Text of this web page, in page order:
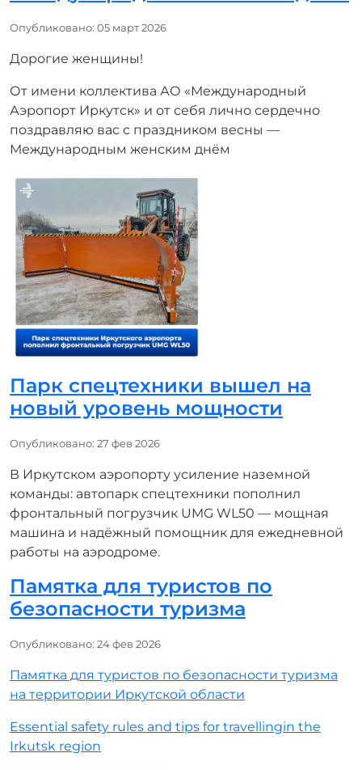
Информация о материале
Опубликовано: 05 март 2026
Дорогие женщины!
От имени коллектива АО «Международный
Аэропорт Иркутск» и от себя лично сердечно
поздравляю вас с праздником весны —
Международным женским днём
Парк спецтехники вышел на
новый уровень мощности
Информация о материале
Опубликовано: 27 фев 2026
В Иркутском аэропорту усиление наземной
команды: автопарк спецтехники пополнил
фронтальный погрузчик UMG WL50 — мощная
машина и надёжный помощник для ежедневной
работы на аэродроме.
Памятка для туристов по
безопасности туризма
Информация о материале
Опубликовано: 24 фев 2026
Памятка для туристов по безопасности туризма
на территории Иркутской области
Essential safety rules and tips for travellingin the
Irkutsk region